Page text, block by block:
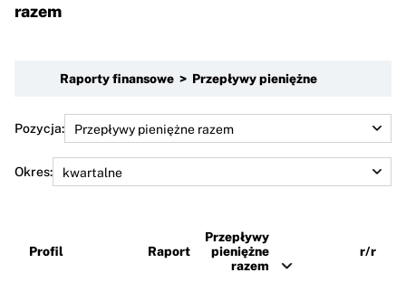
razem
Raporty finansowe > Przepływy pieniężne
Pozycja:
Okres:
Profil Raport
Przepływy
pieniężne
razem
r/r